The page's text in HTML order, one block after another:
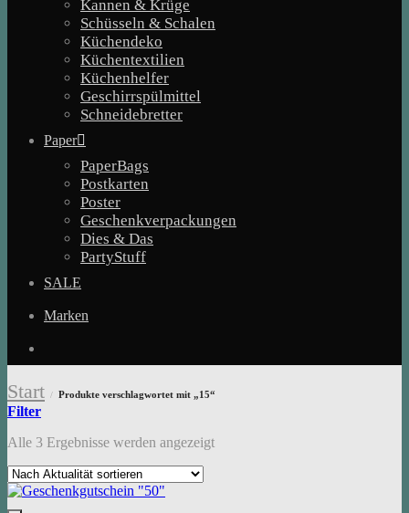
Kannen & Krüge
Schüsseln & Schalen
Küchendeko
Küchentextilien
Küchenhelfer
Geschirrspülmittel
Schneidebretter
Paper
PaperBags
Postkarten
Poster
Geschenkverpackungen
Dies & Das
PartyStuff
SALE
Marken
Start / Produkte verschlagwortet mit „15“
Filter
Alle 3 Ergebnisse werden angezeigtNach